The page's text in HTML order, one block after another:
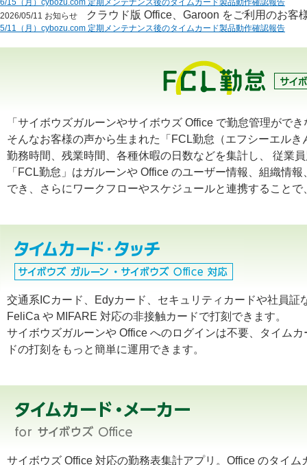
6/15（月）cybozu.com 定期メンテナンス後のタイムカード製品動作確認報告
2026/05/11 お知らせ クラウド版 Office、Garoon をご利用のお客
5/11（月）cybozu.com 定期メンテナンス後のタイムカード製品動作確認報告
「サイボウズガルーンやサイボウズ Office で勤怠管理がで
そんなお客様の声から生まれた「FCL勤怠（エフシーエル
勤務時間、残業時間、各種休暇の日数などを集計し、 従業
「FCL勤怠」はガルーンや Office のユーザー情報、組織情
でき、さらにワークフローやスケジュールと連携すること
交通系ICカード、Edyカード、セキュリティカードや社員証
FeliCa や MIFARE 対応の非接触カードで打刻できます。
サイボウズガルーンや Office へのログインは不要、タイムカ
ドの打刻をもっと簡単に運用できます。
サイボウズ Office 対応の勤務表集計アプリ。Office のタイム